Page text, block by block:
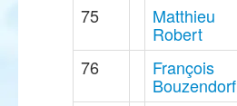
75 Matthieu
Robert
76 François
Bouzendorf